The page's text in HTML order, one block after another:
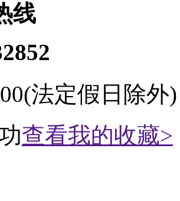
线
法定假日除外)
查看我的收藏>